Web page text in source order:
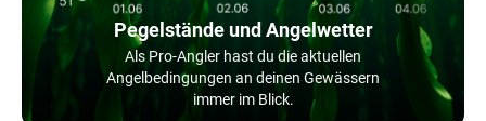
Pegelstände und Angelwetter
Als Pro-Angler hast du die aktuellen
Angelbedingungen an deinen Gewässern
immer im Blick.